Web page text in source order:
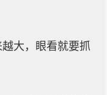
大，眼看就要抓